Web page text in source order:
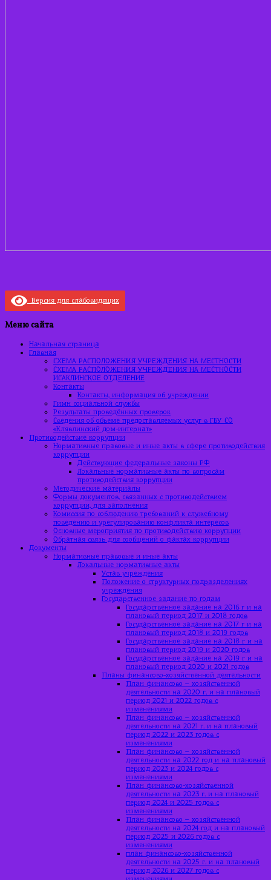
Версия для слабовидящих
Меню сайта
Начальная страница
Главная
СХЕМА РАСПОЛОЖЕНИЯ УЧРЕЖДЕНИЯ НА МЕСТНОСТИ
СХЕМА РАСПОЛОЖЕНИЯ УЧРЕЖДЕНИЯ НА МЕСТНОСТИ
ИСАКЛИНСКОЕ ОТДЕЛЕНИЕ
Контакты
Контакты, информация об учреждении
Гимн социальной службы
Результаты проведённых проверок
Сведения об объеме предоставляемых услуг в ГБУ СО
«Клявлинский дом-интернат»
Противодействие коррупции
Нормативные правовые и иные акты в сфере противодействия
коррупции
Действующие федеральные законы РФ
Локальные нормативные акты по вопросам
противодействия коррупции
Методические материалы
Формы документов, связанных с противодействием
коррупции, для заполнения
Комиссия по соблюдению требований к служебному
поведению и урегулированию конфликта интересов
Основные мероприятия по противодействию коррупции
Обратная связь для сообщений о фактах коррупции
Документы
Нормативные правовые и иные акты
Локальные нормативные акты
Устав учреждения
Положение о структурных подразделениях
учреждения
Государственное задание по годам
Государственное задание на 2016 г и на
плановый период 2017 и 2018 годов
Государственное задание на 2017 г и на
плановый период 2018 и 2019 годов
Государственное задание на 2018 г и на
плановый период 2019 и 2020 годов
Государственное задание на 2019 г и на
плановый период 2020 и 2021 годов
Планы финансово-хозяйственной деятельности
План финансово – хозяйственной
деятельности на 2020 г. и на плановый
период 2021 и 2022 годов с
изменениями
План финансово – хозяйственной
деятельности на 2021 г. и на плановый
период 2022 и 2023 годов с
изменениями
План финансово – хозяйственной
деятельности на 2022 год и на плановый
период 2023 и 2024 годов с
изменениями
План финансово-хозяйственной
деятельности на 2023 г. и на плановый
период 2024 и 2025 годов с
изменениями
План финансово – хозяйственной
деятельности на 2024 год и на плановый
период 2025 и 2026 годов с
изменениями
план финансово-хозяйственной
деятельности на 2025 г. и на плановый
период 2026 и 2027 годов с